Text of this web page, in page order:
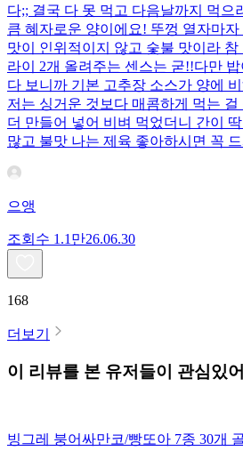
다;; 결국 다 못 먹고 다음날까지 먹으
큼 혜자로운 양이에요! 뚜껑 열자마자
맛이 인위적이지 않고 숯불 맛이라
라이 2개 올려주는 센스는 굳!! ​다만
다 보니까 기본 고추장 소스가 양에
저는 싱거운 것보다 매콤하게 먹는
더 만들어 넣어 비벼 먹었더니 간이
많고 불맛 나는 제육 좋아하시면 꼭
으앵
조회수 1.1만26.06.30
168
더보기
이 리뷰를 본 유저들이 관심있
빙그레 붕어싸만코/빵또아 7종 30개